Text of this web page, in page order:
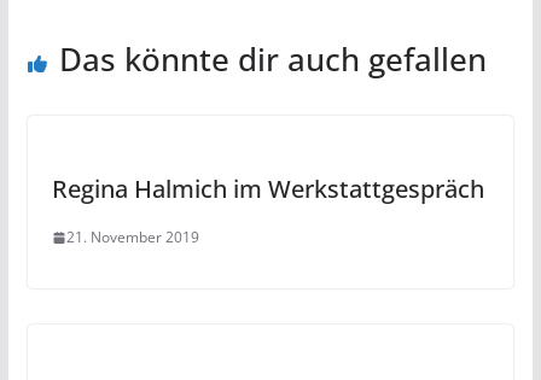
Das könnte dir auch gefallen
Regina Halmich im Werkstattgespräch
21. November 2019